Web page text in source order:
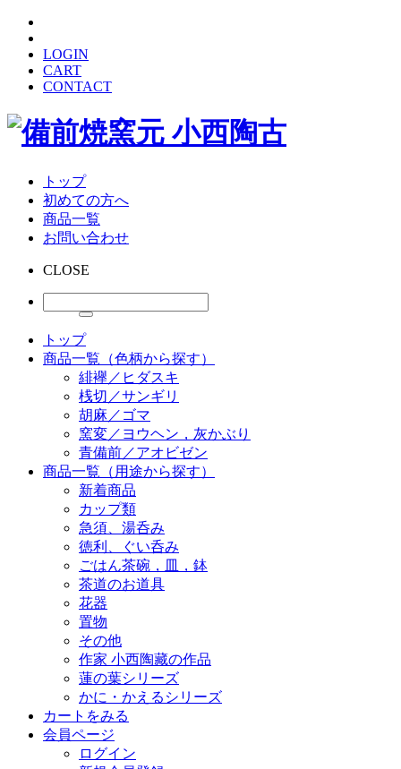
LOGIN
CART
CONTACT
トップ
初めての方へ
商品一覧
お問い合わせ
CLOSE
トップ
商品一覧（色柄から探す）
緋襷／ヒダスキ
桟切／サンギリ
胡麻／ゴマ
窯変／ヨウヘン，灰かぶり
青備前／アオビゼン
商品一覧（用途から探す）
新着商品
カップ類
急須、湯呑み
徳利、ぐい呑み
ごはん茶碗，皿，鉢
茶道のお道具
花器
置物
その他
作家 小西陶藏の作品
蓮の葉シリーズ
かに・かえるシリーズ
カートをみる
会員ページ
ログイン